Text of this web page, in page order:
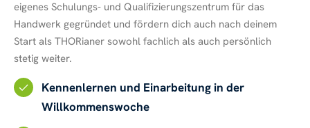
eigenes Schulungs- und Qualifizierungszentrum für das
Handwerk gegründet und fördern dich auch nach deinem
Start als THORianer sowohl fachlich als auch persönlich
stetig weiter.
Kennenlernen und Einarbeitung in der
Willkommenswoche